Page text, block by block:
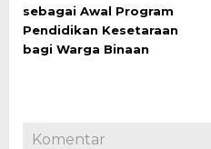
sebagai Awal Program
Pendidikan Kesetaraan
bagi Warga Binaan
Komentar